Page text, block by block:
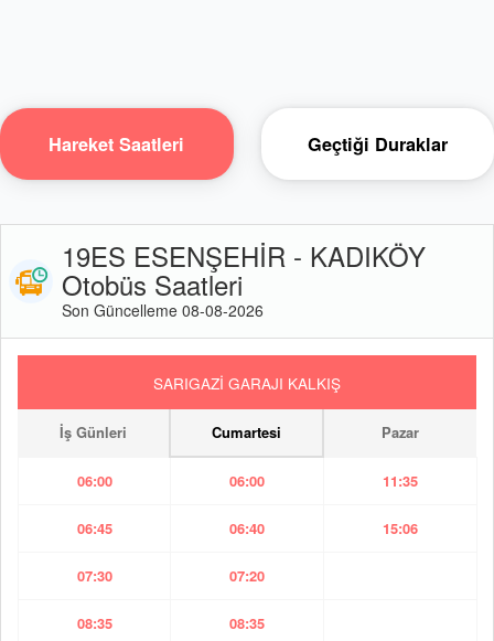
Hareket Saatleri Geçtiği Duraklar
19ES ESENŞEHİR - KADIKÖY
Otobüs Saatleri
Son Güncelleme 08-08-2026
SARIGAZİ GARAJI KALKIŞ
İş Günleri Cumartesi Pazar
06:00 06:00 11:35
06:45 06:40 15:06
07:30 07:20
08:35 08:35